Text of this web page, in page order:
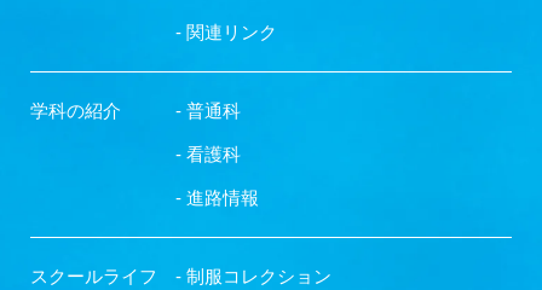
- 関連リンク
学科の紹介 - 普通科
- 看護科
- 進路情報
スクールライフ - 制服コレクション